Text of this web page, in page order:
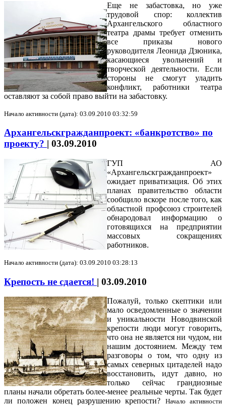
Еще не забастовка, но уже
трудовой спор: коллектив
Архангельского областного
театра драмы требует отменить
все приказы нового
руководителя Леонида Дзюника,
касающиеся увольнений и
творческой деятельности. Если
стороны не смогут уладить
конфликт, работники театра
оставляют за собой право выйти на забастовку.
Начало активности (дата): 03.09.2010 03:32:59
Архангельскгражданпроект: «банкротство» по
проекту? | 03.09.2010
ГУП АО
«Архангельскгражданпроект»
ожидает приватизация. Об этих
планах правительство области
сообщило вскоре после того, как
областной профсоюз строителей
обнародовал информацию о
готовящихся на предприятии
массовых сокращениях
работников.
Начало активности (дата): 03.09.2010 03:28:13
Крепость не сдается! | 03.09.2010
Пожалуй, только скептики или
мало осведомленные о значении
и уникальности Новодвинской
крепости люди могут говорить,
что она не является ни чудом, ни
нашим достоянием. Между тем
разговоры о том, что одну из
самых северных цитаделей надо
восстановить, идут давно, но
только сейчас грандиозные
планы начали обретать более-менее реальные черты. Так будет
ли положен конец разрушению крепости? Начало активности